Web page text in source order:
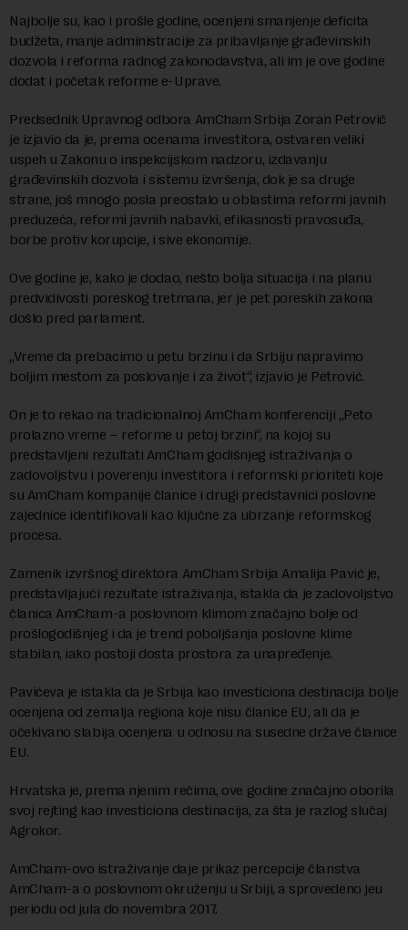
Najbolje su, kao i prošle godine, ocenjeni smanjenje deficita
budžeta, manje administracije za pribavljanje građevinskih
dozvola i reforma radnog zakonodavstva, ali im je ove godine
dodat i početak reforme e-Uprave.
Predsednik Upravnog odbora AmCham Srbija Zoran Petrović
je izjavio da je, prema ocenama investitora, ostvaren veliki
uspeh u Zakonu o inspekcijskom nadzoru, izdavanju
građevinskih dozvola i sistemu izvršenja, dok je sa druge
strane, još mnogo posla preostalo u oblastima reformi javnih
preduzeća, reformi javnih nabavki, efikasnosti pravosuđa,
borbe protiv korupcije, i sive ekonomije.
Ove godine je, kako je dodao, nešto bolja situacija i na planu
predvidivosti poreskog tretmana, jer je pet poreskih zakona
došlo pred parlament.
„Vreme da prebacimo u petu brzinu i da Srbiju napravimo
boljim mestom za poslovanje i za život“, izjavio je Petrović.
On je to rekao na tradicionalnoj AmCham konferenciji „Peto
prolazno vreme – reforme u petoj brzini“, na kojoj su
predstavljeni rezultati AmCham godišnjeg istraživanja o
zadovoljstvu i poverenju investitora i reformski prioriteti koje
su AmCham kompanije članice i drugi predstavnici poslovne
zajednice identifikovali kao ključne za ubrzanje reformskog
procesa.
Zamenik izvršnog direktora AmCham Srbija Amalija Pavić je,
predstavljajući rezultate istraživanja, istakla da je zadovoljstvo
članica AmCham-a poslovnom klimom značajno bolje od
prošlogodišnjeg i da je trend poboljšanja poslovne klime
stabilan, iako postoji dosta prostora za unapređenje.
Pavićeva je istakla da je Srbija kao investiciona destinacija bolje
ocenjena od zemalja regiona koje nisu članice EU, ali da je
očekivano slabija ocenjena u odnosu na susedne države članice
EU.
Hrvatska je, prema njenim rečima, ove godine značajno oborila
svoj rejting kao investiciona destinacija, za šta je razlog slučaj
Agrokor.
AmCham-ovo istraživanje daje prikaz percepcije članstva
AmCham-a o poslovnom okruženju u Srbiji, a sprovedeno jeu
periodu od jula do novembra 2017.